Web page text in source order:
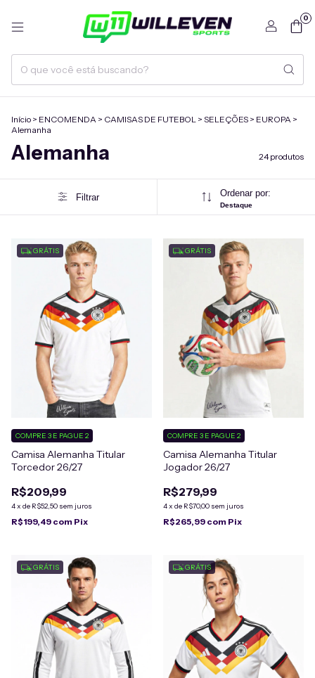
0
Início > ENCOMENDA > CAMISAS DE FUTEBOL > SELEÇÕES > EUROPA >
Alemanha
Alemanha 24 produtos
Filtrar Ordenar por:
Destaque
GRÁTIS
Camisa Alemanha Titular
Torcedor 26/27
R$209,99
4x de R$52,50 sem juros
COMPRE 3 E PAGUE 2
R$199,49 com Pix
GRÁTIS
Camisa Alemanha Titular
Jogador 26/27
R$279,99
4x de R$70,00 sem juros
COMPRE 3 E PAGUE 2
R$265,99 com Pix
GRÁTIS GRÁTIS